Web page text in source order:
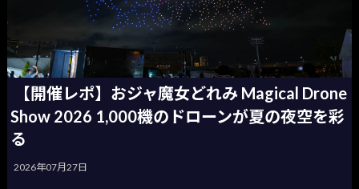
【開催レポ】おジャ魔女どれみ Magical Drone
Show 2026 1,000機のドローンが夏の夜空を彩
る
2026年07月27日